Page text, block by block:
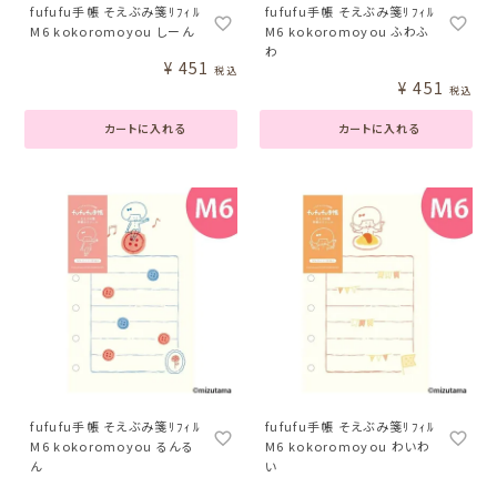
fufufu手帳 そえぶみ箋ﾘﾌｨﾙ
M6 kokoromoyou しーん
カートに入れる
¥ 451 税込
fufufu手帳 そえぶみ箋ﾘﾌｨﾙ
M6 kokoromoyou ふわふ
わ
カートに入れる
¥ 451 税込
fufufu手帳 そえぶみ箋ﾘﾌｨﾙ
M6 kokoromoyou るんる
ん
fufufu手帳 そえぶみ箋ﾘﾌｨﾙ
M6 kokoromoyou わいわ
い